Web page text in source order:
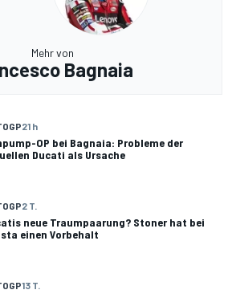
Mehr von
Bagnaia
21 h
OP bei Bagnaia: Probleme der
Ducati als Ursache
2 T.
neue Traumpaarung? Stoner hat bei
einen Vorbehalt
13 T.